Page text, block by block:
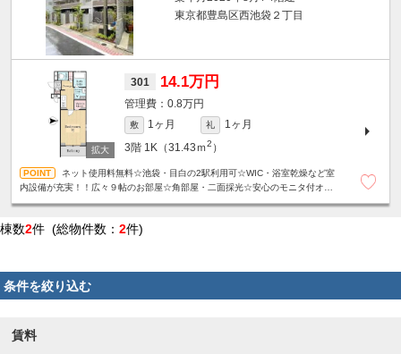
東京都豊島区西池袋２丁目
301 14.1万円
0.8万円
敷 1ヶ月 礼
1ヶ月
3階 1K（31.43ｍ2 ）
ネット使用料無料☆池袋・目白の2駅利用可☆WIC・浴室乾燥など室
内設備が充実！！広々９帖のお部屋☆角部屋・二面採光☆安心のモニタ付オー
棟数2件 (総物件数： 2件)
条件を絞り込む
賃料